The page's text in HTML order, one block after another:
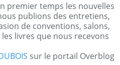
premier temps les nouvelles
publions des entretiens,
de conventions, salons,
livres que nous recevons
sur le portail Overblog